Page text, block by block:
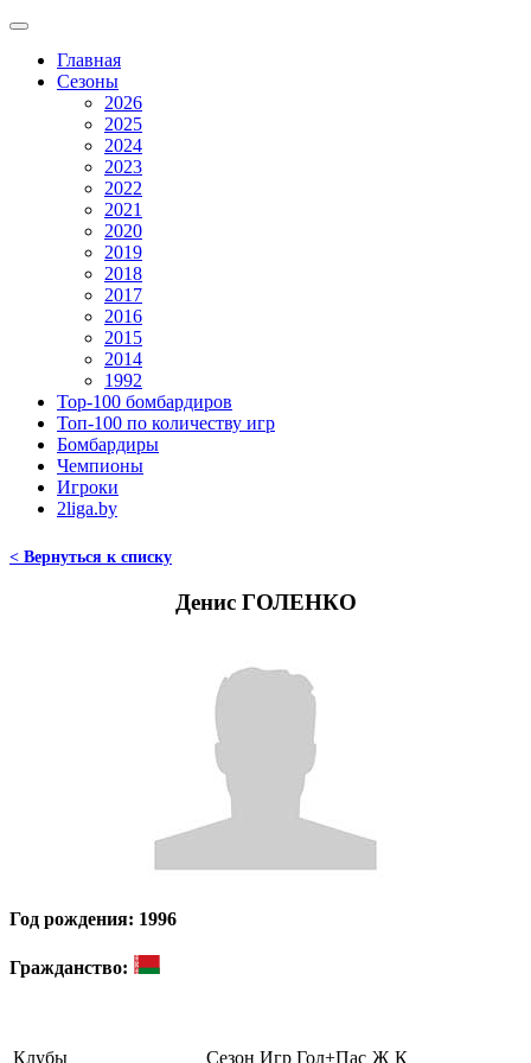
Главная
Сезоны
2026
2025
2024
2023
2022
2021
2020
2019
2018
2017
2016
2015
2014
1992
Top-100 бомбардиров
Топ-100 по количеству игр
Бомбардиры
Чемпионы
Игроки
2liga.by
< Вернуться к списку
Денис ГОЛЕНКО
Год рождения: 1996
Гражданство:
Клубы Сезон Игр Гол+Пас Ж К